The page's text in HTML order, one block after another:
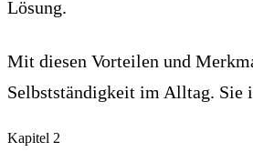
Lösung.
Mit diesen Vorteilen und
Selbstständigkeit im Alltag. Sie
Kapitel 2